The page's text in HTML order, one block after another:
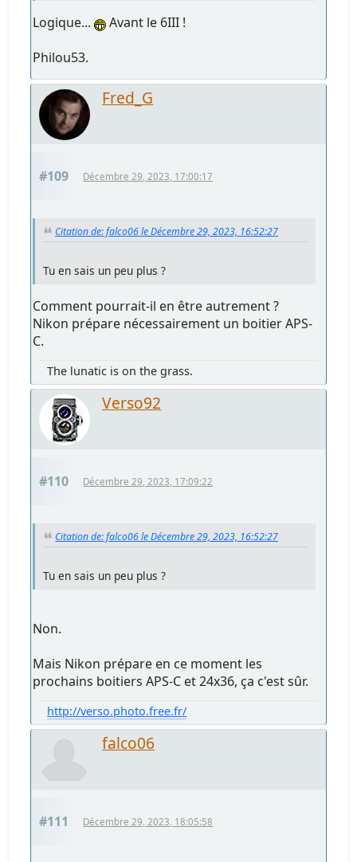
Logique...
Avant le 6III !
Philou53.
Fred_G
#109 Décembre 29, 2023, 17:00:17
Citation de: falco06 le Décembre 29, 2023, 16:52:27
Tu en sais un peu plus ?
Comment pourrait-il en être autrement ?
Nikon prépare nécessairement un boitier APS-
C.
The lunatic is on the grass.
Verso92
#110 Décembre 29, 2023, 17:09:22
Citation de: falco06 le Décembre 29, 2023, 16:52:27
Tu en sais un peu plus ?
Non.
Mais Nikon prépare en ce moment les
prochains boitiers APS-C et 24x36, ça c'est sûr.
http://verso.photo.free.fr/
falco06
#111 Décembre 29, 2023, 18:05:58